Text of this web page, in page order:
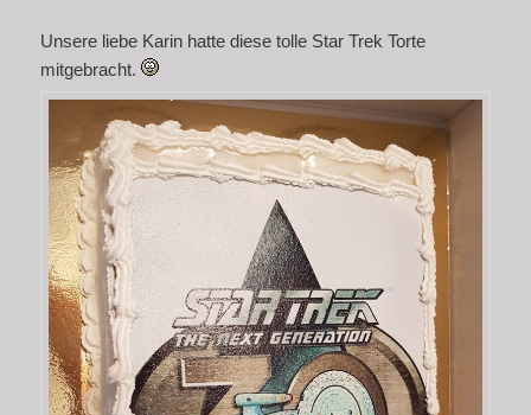
Unsere liebe Karin hatte diese tolle Star Trek Torte
mitgebracht.